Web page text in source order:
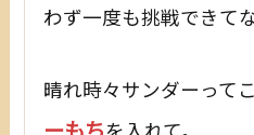
わず一度も挑戦できて
晴れ時々サンダーってこ